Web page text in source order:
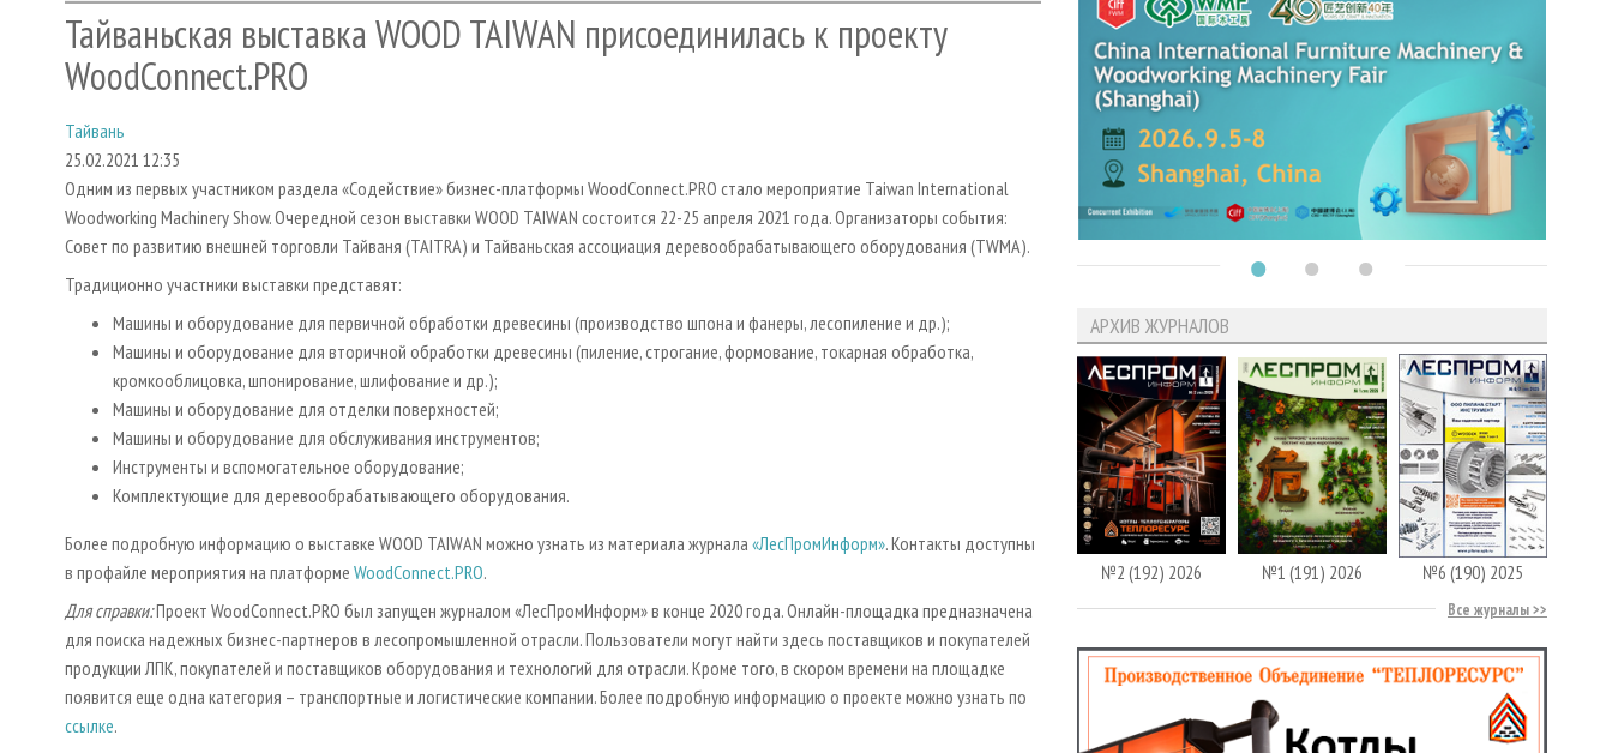
Тайваньская выставка WOOD TAIWAN присоединилась к проекту
WoodConnect.PRO
Тайвань
25.02.2021 12:35
Одним из первых участником раздела «Содействие» бизнес-платформы WoodConnect.PRO стало мероприятие Taiwan International
Woodworking Machinery Show. Очередной сезон выставки WOOD TAIWAN состоится 22-25 апреля 2021 года. Организаторы события:
Совет по развитию внешней торговли Тайваня (TAITRA) и Тайваньская ассоциация деревообрабатывающего оборудования (TWMA).
Традиционно участники выставки представят:
Машины и оборудование для первичной обработки древесины (производство шпона и фанеры, лесопиление и др.);
Машины и оборудование для вторичной обработки древесины (пиление, строгание, формование, токарная обработка,
кромкооблицовка, шпонирование, шлифование и др.);
Машины и оборудование для отделки поверхностей;
Машины и оборудование для обслуживания инструментов;
Инструменты и вспомогательное оборудование;
Комплектующие для деревообрабатывающего оборудования.
Более подробную информацию о выставке WOOD TAIWAN можно узнать из материала журнала «ЛесПромИнформ». Контакты доступны
в профайле мероприятия на платформе WoodConnect.PRO.
Для справки:Проект WoodConnect.PRO был запущен журналом «ЛесПромИнформ» в конце 2020 года. Онлайн-площадка предназначена
для поиска надежных бизнес-партнеров в лесопромышленной отрасли. Пользователи могут найти здесь поставщиков и покупателей
продукции ЛПК, покупателей и поставщиков оборудования и технологий для отрасли. Кроме того, в скором времени на площадке
появится еще одна категория – транспортные и логистические компании. Более подробную информацию о проекте можно узнать по
ссылке.
АРХИВ ЖУРНАЛОВ
№2 (192) 2026 №1 (191) 2026 №6 (190) 2025
Все журналы